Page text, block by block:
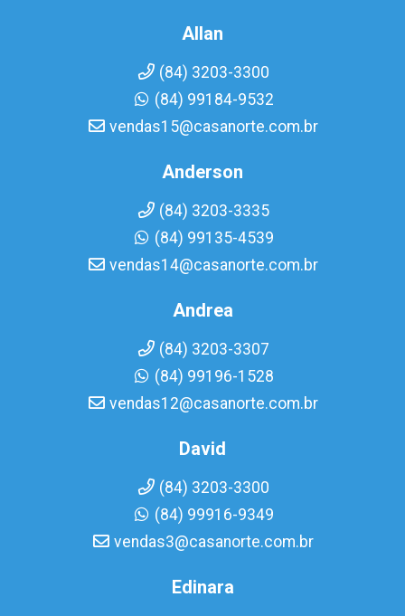
Allan
(84) 3203-3300
(84) 99184-9532
vendas15@casanorte.com.br
Anderson
(84) 3203-3335
(84) 99135-4539
vendas14@casanorte.com.br
Andrea
(84) 3203-3307
(84) 99196-1528
vendas12@casanorte.com.br
David
(84) 3203-3300
(84) 99916-9349
vendas3@casanorte.com.br
Edinara